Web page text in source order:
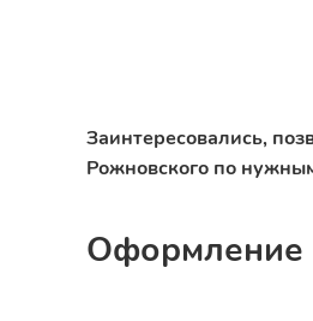
Заинтересовались,
Рожновского по
Оформление